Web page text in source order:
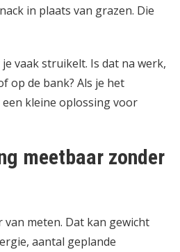
in plaats van grazen. Die
vaak struikelt. Is dat na werk,
op de bank? Als je het
kleine oplossing voor
meetbaar zonder
van meten. Dat kan gewicht
aantal geplande